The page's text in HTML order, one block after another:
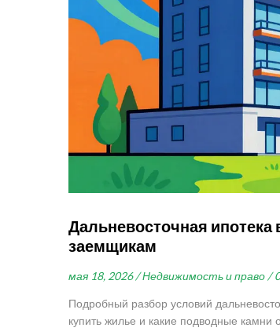
Дальневосточная ипотека
заемщикам
мая 18, 2026 / Недвижимость и право /
Подробный разбор условий
купить жилье и какие подводные